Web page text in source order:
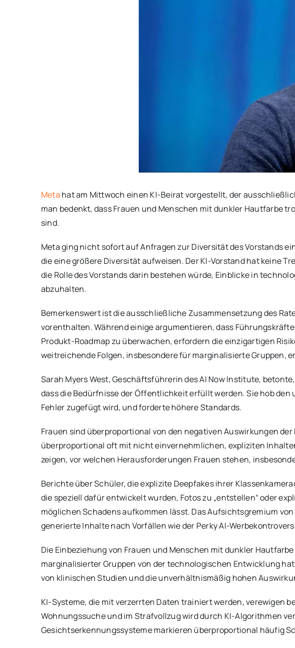
Meta hat am Mittwoch einen KI-Beirat vorgestellt, der
man bedenkt, dass Frauen und Menschen mit dunkler Hautfarbe
sind.
Meta ging nicht sofort auf Anfragen zur Diversität des Vorstands
die eine größere Diversität aufweisen. Der KI-Vorstand hat keine
die Rolle des Vorstands darin bestehen würde, Einblicke in
abzuhalten.
Bemerkenswert ist die ausschließliche Zusammensetzung des
vorenthalten. Während einige argumentieren, dass
Produkt-Roadmap zu überwachen, erfordern die einzigartigen
weitreichende Folgen, insbesondere für marginalisierte Gruppen,
Sarah Myers West, Geschäftsführerin des AI Now Institute,
dass die Bedürfnisse der Öffentlichkeit erfüllt werden. Sie hob
Fehler zugefügt wird, und forderte höhere Standards.
Frauen sind überproportional von den negativen Auswirkungen
überproportional oft mit nicht einvernehmlichen, expliziten
zeigen, vor welchen Herausforderungen Frauen stehen,
Berichte über Schüler, die explizite Deepfakes ihrer
die speziell dafür entwickelt wurden, Fotos zu „entstellen“ oder
möglichen Schadens aufkommen lässt. Das Aufsichtsgremium
generierte Inhalte nach Vorfällen wie der Perky AI-
Die Einbeziehung von Frauen und Menschen mit dunkler
marginalisierter Gruppen von der technologischen Entwicklung
von klinischen Studien und die unverhältnismäßig hohen
KI-Systeme, die mit verzerrten Daten trainiert werden, verewigen
Wohnungssuche und im Strafvollzug wird durch KI-Algorithmen
Gesichtserkennungssysteme markieren überproportional häufig